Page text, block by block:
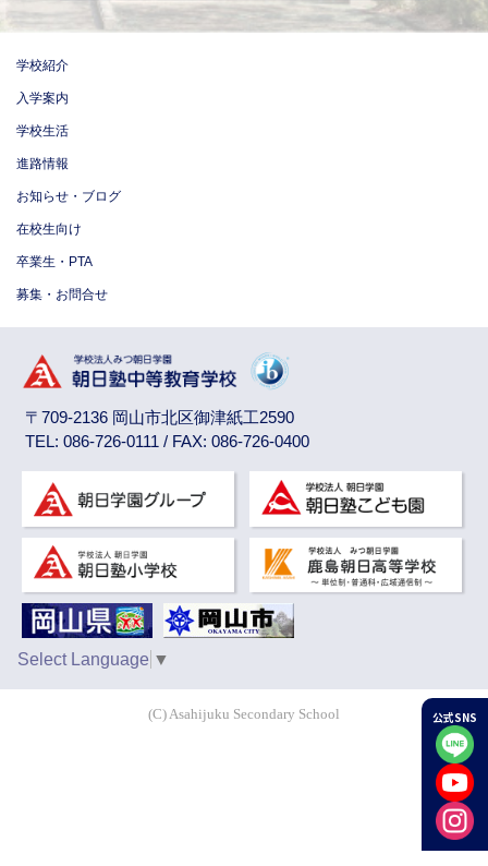
学校紹介
入学案内
学校生活
進路情報
お知らせ・ブログ
在校生向け
卒業生・PTA
募集・お問合せ
〒709-2136 岡山市北区御津紙工2590
TEL: 086-726-0111 / FAX: 086-726-0400
Select Language ▼
(C) Asahijuku Secondary School 公式SNS